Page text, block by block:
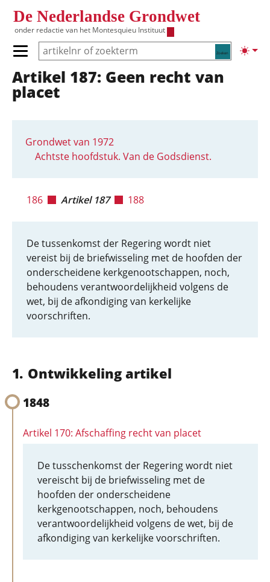
De Nederlandse Grondwet
onder redactie van het Montesquieu Instituut
Zoeken
Primair menu tonen/verbergen
Hoofdnavigatie
Artikel 187: Geen recht van
placet
Grondwet van 1972
Achtste hoofdstuk. Van de Godsdienst.
186 Artikel 187 188
De tussenkomst der Regering wordt niet
vereist bij de briefwisseling met de hoofden der
onderscheidene kerkgenootschappen, noch,
behoudens verantwoordelijkheid volgens de
wet, bij de afkondiging van kerkelijke
voorschriften.
Ontwikkeling artikel
1848
Artikel 170: Afschaffing recht van placet
De tusschenkomst der Regering wordt niet
vereischt bij de briefwisseling met de
hoofden der onderscheidene
kerkgenootschappen, noch, behoudens
verantwoordelijkheid volgens de wet, bij de
afkondiging van kerkelijke voorschriften.